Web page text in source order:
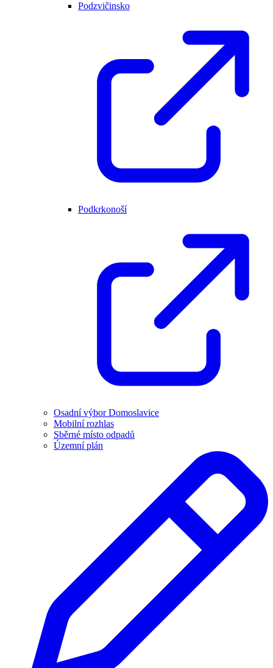
Podzvičinsko
Podkrkonoší
Osadní výbor Domoslavice
Mobilní rozhlas
Sběrné místo odpadů
Územní plán